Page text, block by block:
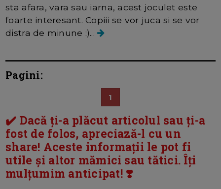
sta afara, vara sau iarna, acest joculet este
foarte interesant. Copiii se vor juca si se vor
distra de minune :)...
Pagini:
1
✔️ Dacă ți-a plăcut articolul sau ți-a
fost de folos, apreciază-l cu un
share! Aceste informații le pot fi
utile și altor mămici sau tătici. Îți
mulțumim anticipat! ❣️